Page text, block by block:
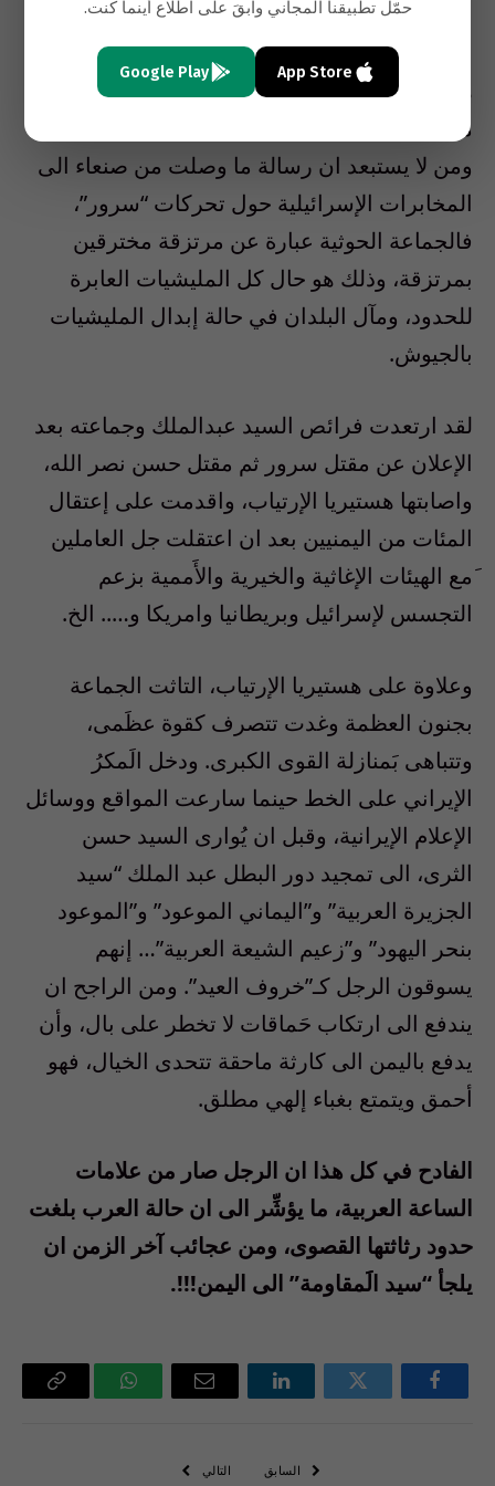
الى السيد حسن عن زيارة صنعاء.
هنالك من لا يستبعد ان الزيارة تضمَّنَت البحثَ عن
ملاذات آمنة، مؤقتة، لقيادات بارزة في الحزب،
ومن لا يستبعد ان رسالة ما وصلت من صنعاء الى
المخابرات الإسرائيلية حول تحركات “سرور”،
فالجماعة الحوثية عبارة عن مرتزقة مخترقين
بمرتزقة، وذلك هو حال كل المليشيات العابرة
للحدود، ومآل البلدان في حالة إبدال المليشيات
بالجيوش.
لقد ارتعدت فرائص السيد عبدالملك وجماعته بعد
الإعلان عن مقتل سرور ثم مقتل حسن نصر الله،
واصابتها هستيريا الإرتياب، واقدمت على إعتقال
المئات من اليمنيين بعد ان اعتقلت جل العاملين
َمع الهيئات الإغاثية والخيرية والأَممية بزعم
التجسس لإسرائيل وبريطانيا وامريكا و….. الخ.
وعلاوة على هستيريا الإرتياب، التاثت الجماعة
بجنون العظمة وغدت تتصرف كقوة عظَمى،
وتتباهى بَمنازلة القوى الكبرى. ودخل الَمكرُ
الإيراني على الخط حينما سارعت المواقع ووسائل
الإعلام الإيرانية، وقبل ان يُوارى السيد حسن
الثرى، الى تمجيد دور البطل عبد الملك “سيد
الجزيرة العربية” و”اليماني الموعود” و”الموعود
بنحر اليهود” و”زعيم الشيعة العربية”… إنهم
يسوقون الرجل كـ”خروف العيد”. ومن الراجح ان
يندفع الى ارتكاب حَماقات لا تخطر على بال، وأن
يدفع باليمن الى كارثة ماحقة تتحدى الخيال، فهو
أحمق ويتمتع بغباء إلهي مطلق.
الفادح في كل هذا ان الرجل صار من علامات
الساعة العربية، ما يؤشِّر الى ان حالة العرب بلغت
حدود رثاثتها القصوى، ومن عجائب آخر الزمن ان
يلجأ “سيد الََمقاومة” الى اليمن!!!.
فيسبوك تويتر لينكدإن
البريد
واتساب Copy
السابق التالي
حمّل تطبيقنا المجاني وابقَ على اطّلاع أينما كنت.
App Store
Google Play